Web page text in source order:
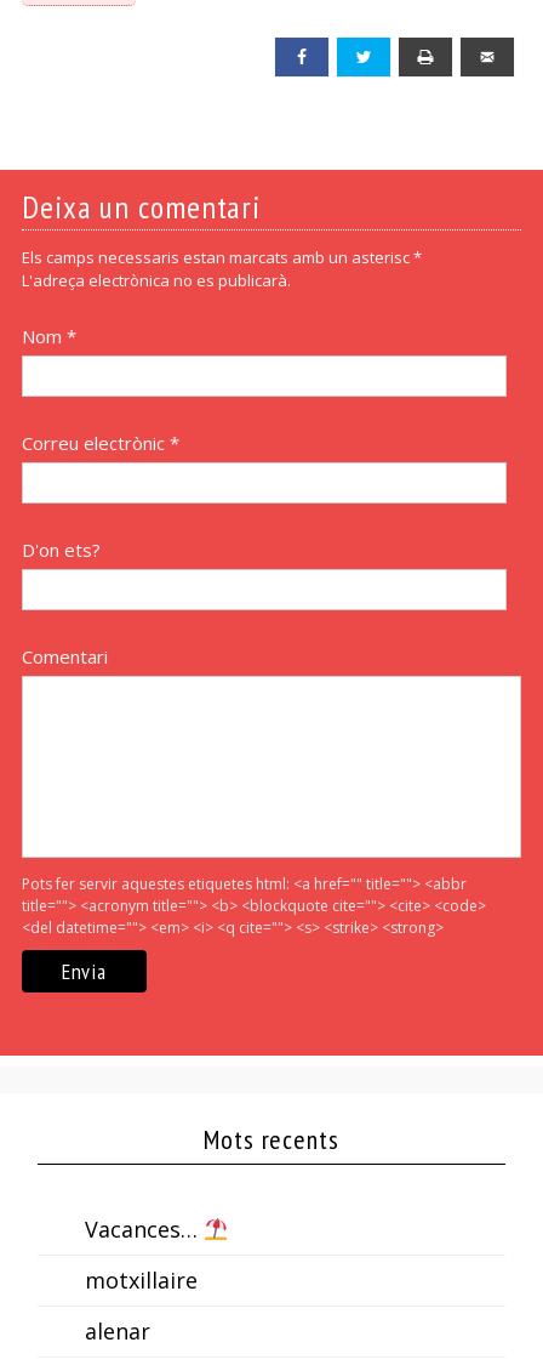
Facebook Twitter
Deixa un comentari
Els camps necessaris estan marcats amb un asterisc *
L'adreça electrònica no es publicarà.
Nom *
Correu electrònic *
D'on ets?
Comentari
Pots fer servir aquestes etiquetes html: <a href="" title=""> <abbr
title=""> <acronym title=""> <b> <blockquote cite=""> <cite> <code>
<del datetime=""> <em> <i> <q cite=""> <s> <strike> <strong>
Mots recents
Vacances…
motxillaire
alenar